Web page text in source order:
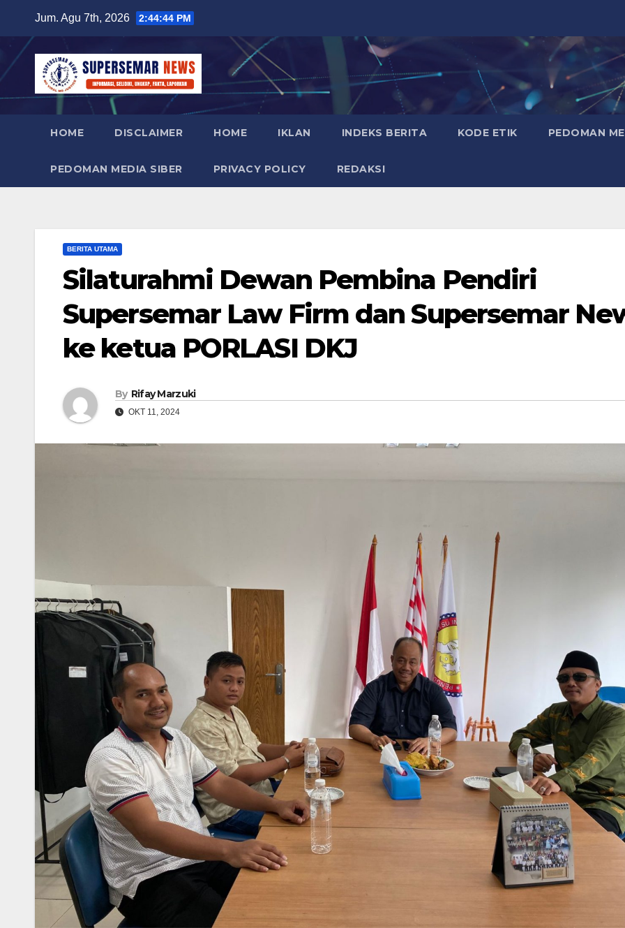
content
Jum. Agu 7th, 2026 2:44:45 PM
HOME DISCLAIMER HOME IKLAN INDEKS BERITA KODE ETIK PEDOMAN
PEDOMAN MEDIA SIBER PRIVACY POLICY REDAKSI
BERITA UTAMA
Silaturahmi Dewan Pembina Pendiri
Supersemar Law Firm dan Supersemar
ke ketua PORLASI DKJ
By Rifay Marzuki
OKT 11, 2024